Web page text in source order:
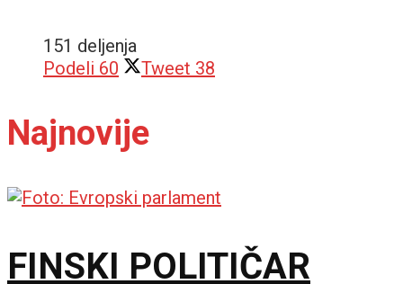
151 deljenja
Podeli 60 Tweet 38
Najnovije
FINSKI POLITIČAR